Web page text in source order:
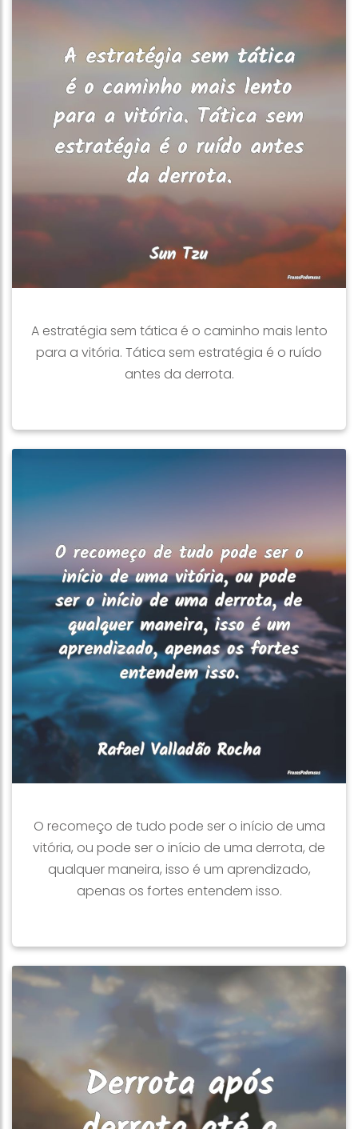
A estratégia sem tática é o caminho mais lento
para a vitória. Tática sem estratégia é o ruído
antes da derrota.
O recomeço de tudo pode ser o início de uma
vitória, ou pode ser o início de uma derrota, de
qualquer maneira, isso é um aprendizado,
apenas os fortes entendem isso.